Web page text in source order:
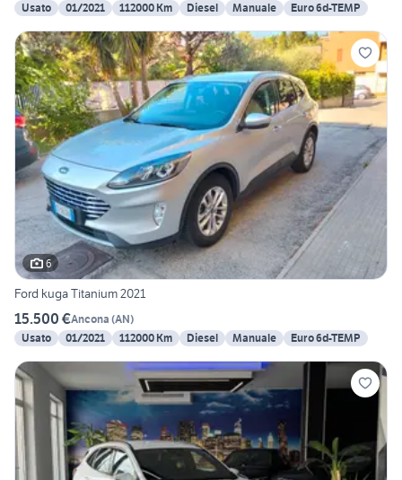
Usato
01/2021 112000 Km Diesel Manuale Euro 6d-TEMP
6
Ford kuga Titanium 2021
15.500 €Ancona (AN)
Usato
01/2021 112000 Km Diesel Manuale Euro 6d-TEMP